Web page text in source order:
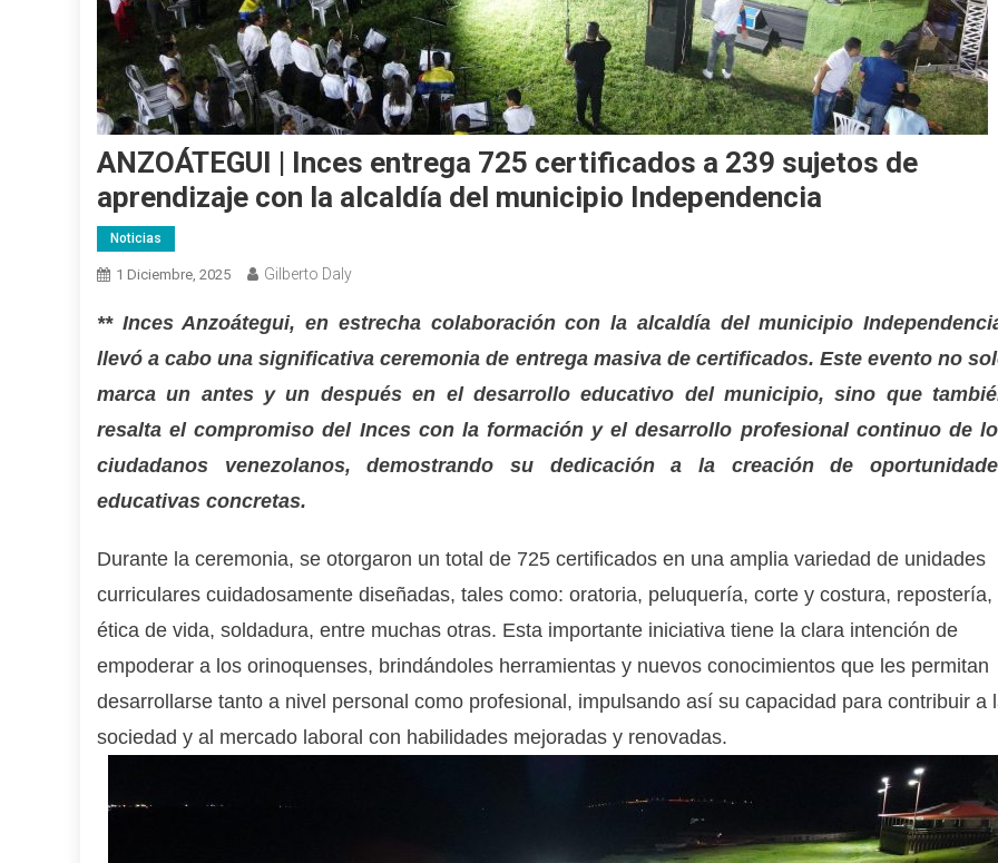
ANZOÁTEGUI | Inces entrega 725 certificados a 239 sujetos de
aprendizaje con la alcaldía del municipio Independencia
Noticias
1 Diciembre, 2025 Gilberto Daly
** Inces Anzoátegui, en estrecha colaboración con la alcaldía del municipio
llevó a cabo una significativa ceremonia de entrega masiva de certificados. Este evento no
marca un antes y un después en el desarrollo educativo del municipio, sino que
resalta el compromiso del Inces con la formación y el desarrollo profesional continuo de
ciudadanos venezolanos, demostrando su dedicación a la creación de
educativas concretas.
Durante la ceremonia, se otorgaron un total de 725 certificados en una amplia variedad de unidades
curriculares cuidadosamente diseñadas, tales como: oratoria, peluquería, corte y costura, repostería,
ética de vida, soldadura, entre muchas otras. Esta importante iniciativa tiene la clara intención de
empoderar a los orinoquenses, brindándoles herramientas y nuevos conocimientos que les permitan
desarrollarse tanto a nivel personal como profesional, impulsando así su capacidad para contribuir a
sociedad y al mercado laboral con habilidades mejoradas y renovadas.